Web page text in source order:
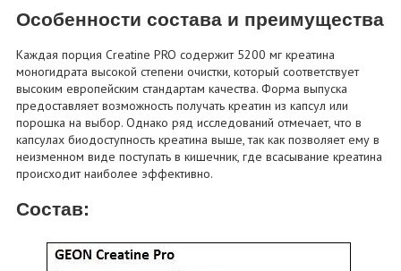
Особенности состава и преимущества
Каждая порция Creatine PRO содержит 5200 мг креатина
моногидрата высокой степени очистки, который соответствует
высоким европейским стандартам качества. Форма выпуска
предоставляет возможность получать креатин из капсул или
порошка на выбор. Однако ряд исследований отмечает, что в
капсулах биодоступность креатина выше, так как позволяет ему в
неизменном виде поступать в кишечник, где всасывание креатина
происходит наиболее эффективно.
Состав: